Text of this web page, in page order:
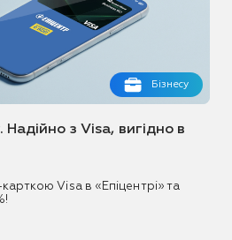
Бізнесу
з Visa, вигідно в
Visa в «Епіцентрі» та